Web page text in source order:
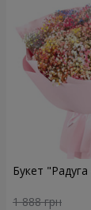
Букет
1 888 грн